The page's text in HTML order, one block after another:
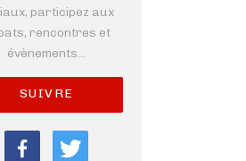
participez aux
rencontres et
évènements...
SUIVRE